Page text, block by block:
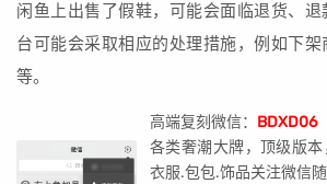
闲鱼上出售了假鞋，可能会面临退货、
台可能会采取相应的处理措施，例如下
等。
高端复刻微信： BDXD06
各类奢潮大牌，顶级版
衣服.包包.饰品关注微信